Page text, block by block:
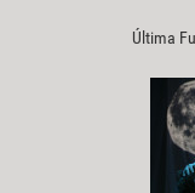
Última